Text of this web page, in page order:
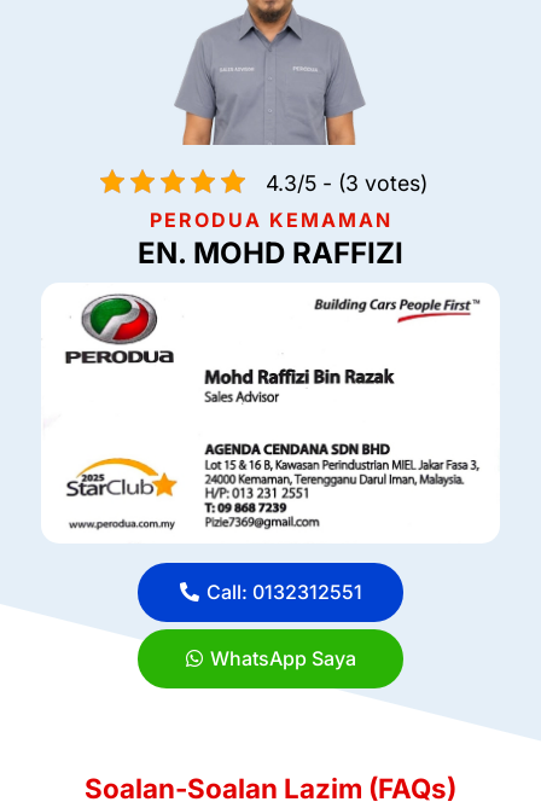
4.3/5 - (3 votes)
PERODUA KEMAMAN
EN. MOHD RAFFIZI
Call: 0132312551
WhatsApp Saya
Soalan-Soalan Lazim (FAQs)